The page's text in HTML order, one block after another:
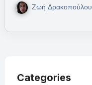
Ζωή Δρακοπούλου
Categories